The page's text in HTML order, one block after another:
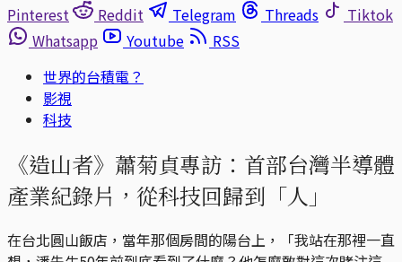
Pinterest
Reddit Telegram Threads
Tiktok
Whatsapp
Youtube
RSS
世界的台積電？
影視
科技
《造山者》蕭菊貞專訪：首部台灣半導體
產業紀錄片，從科技回歸到「人」
在台北圓山飯店，當年那個房間的陽台上，「我站在那裡一直